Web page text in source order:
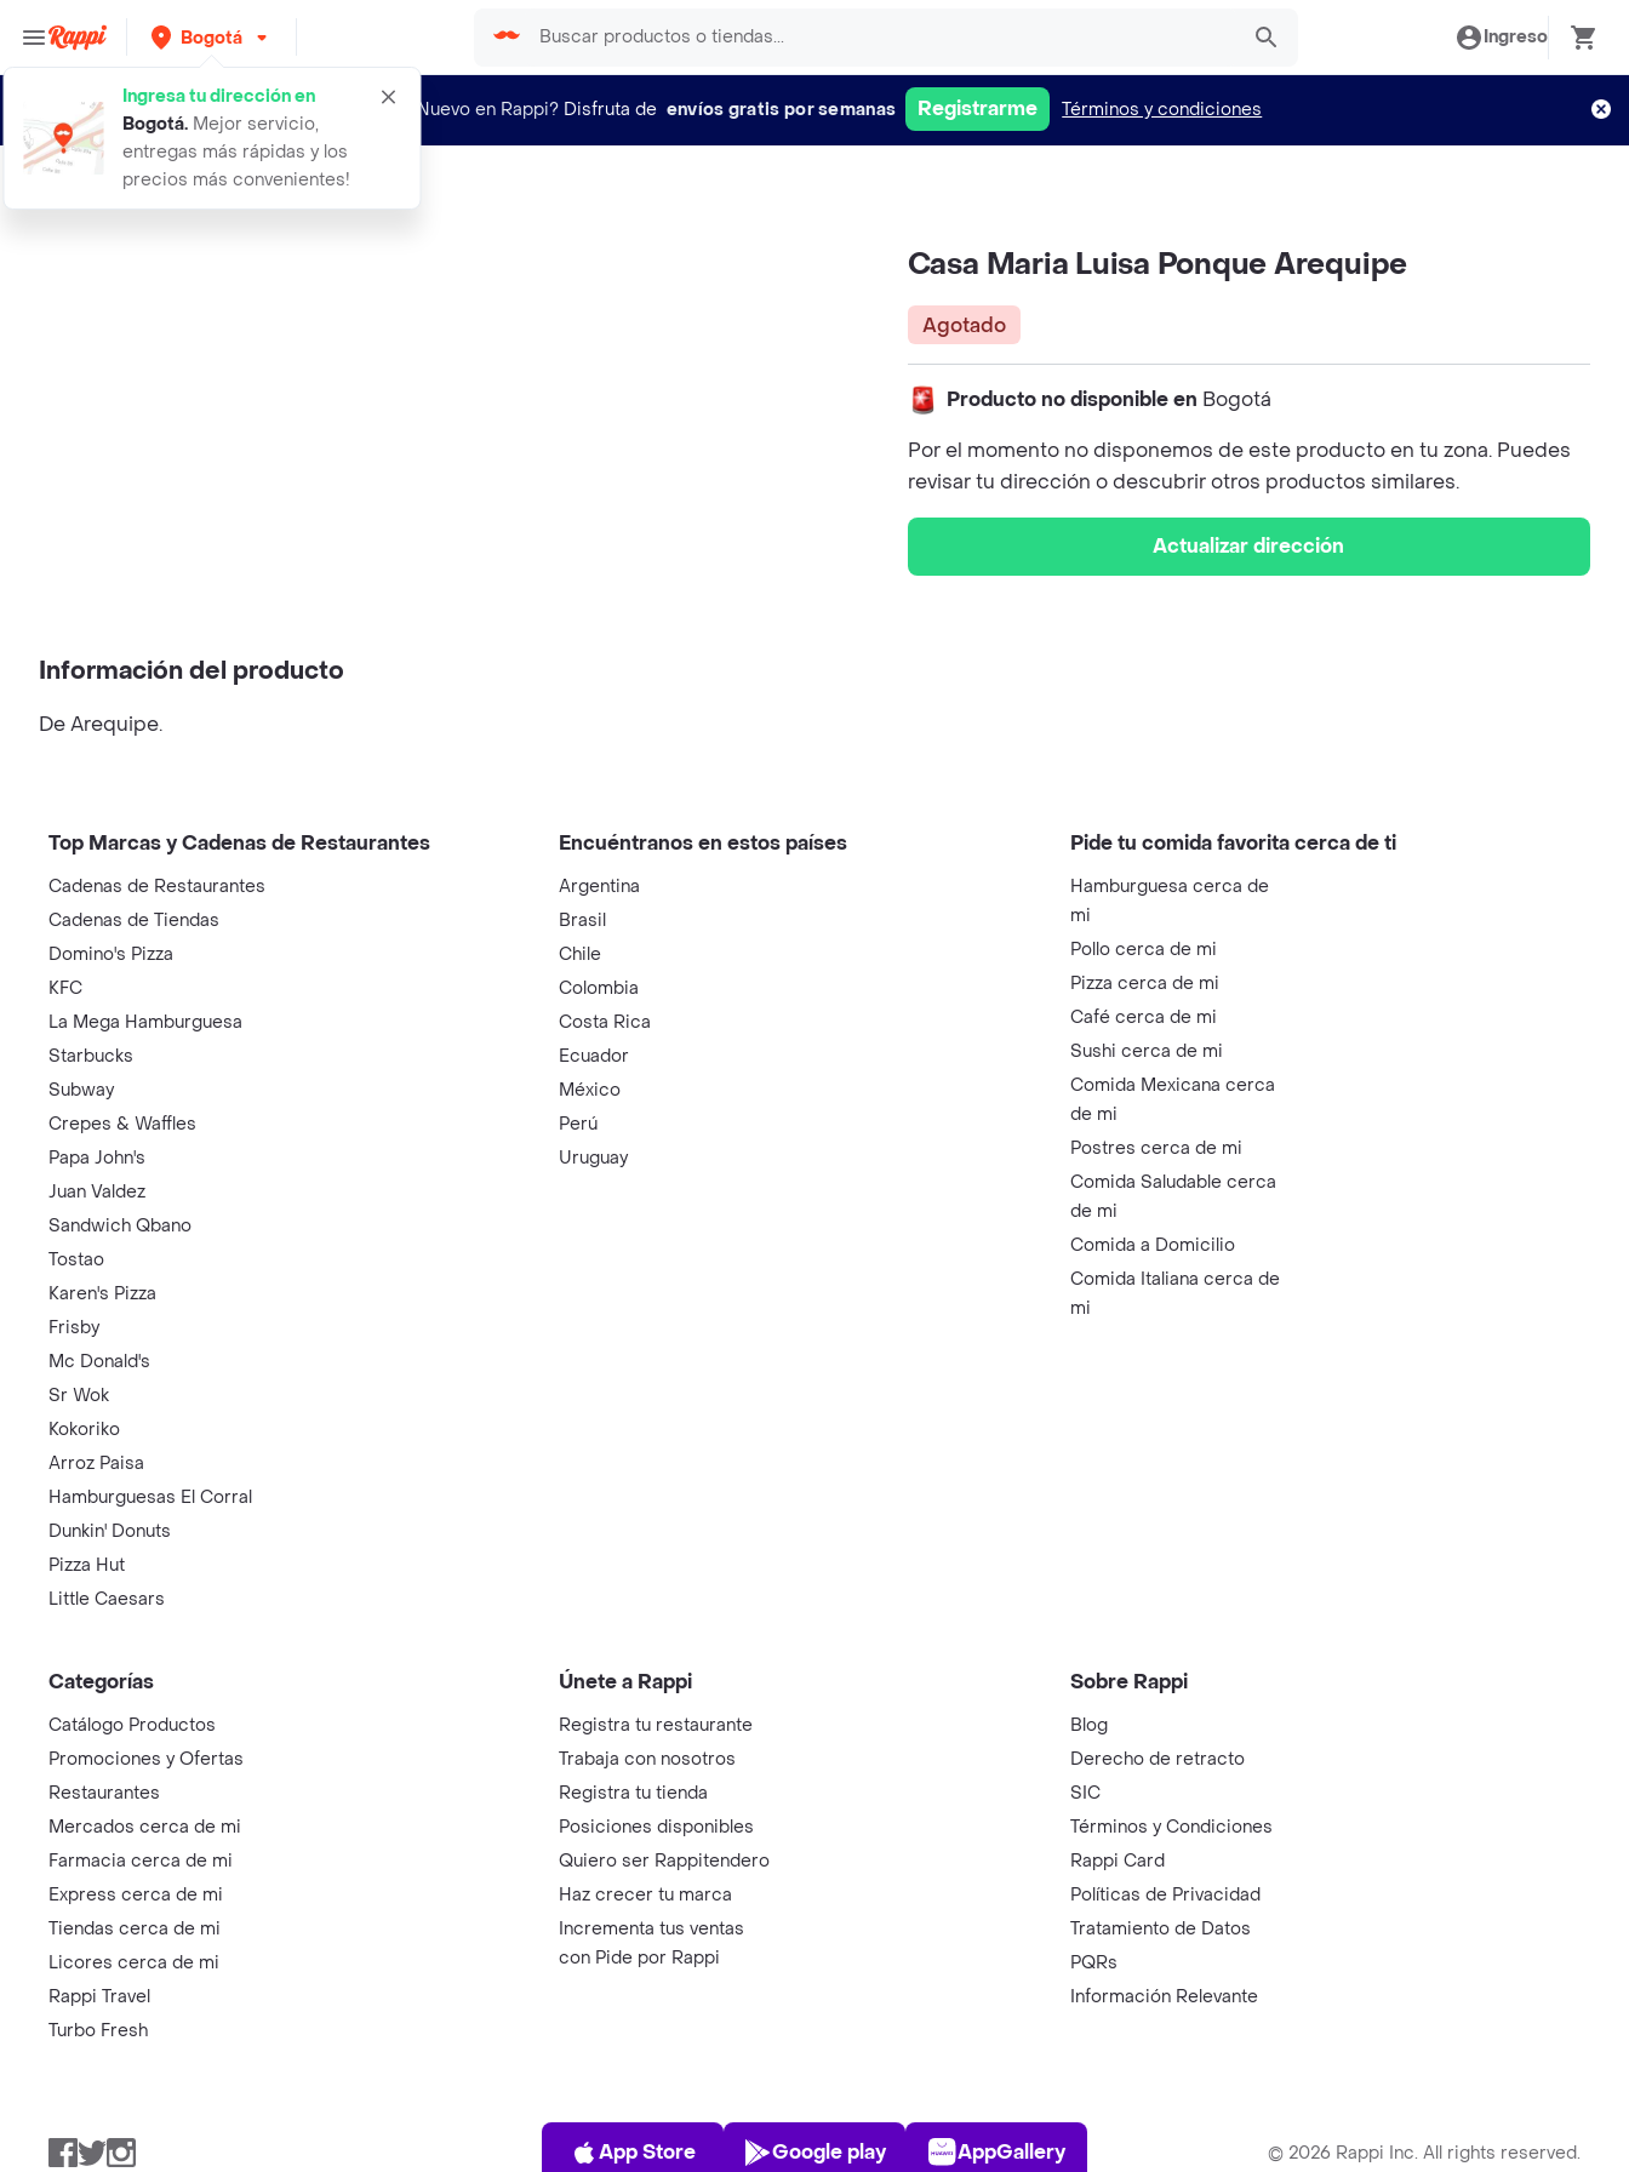
Bogotá
Ingresa tu dirección en
Bogotá. Mejor servicio,
entregas más rápidas y los
precios más convenientes!
Ingreso
¿Nuevo en Rappi? Disfruta de envíos gratis por semanas Registrarme Términos y condiciones
casa maria luisa ponque arequipe
Casa Maria Luisa Ponque Arequipe
Agotado
Producto no disponible en Bogotá
Por el momento no disponemos de este producto en tu zona. Puedes
revisar tu dirección o descubrir otros productos similares.
Actualizar dirección
Información del producto
De Arequipe.
Top Marcas y Cadenas de Restaurantes
Cadenas de Restaurantes
Cadenas de Tiendas
Domino's Pizza
KFC
La Mega Hamburguesa
Starbucks
Subway
Crepes & Waffles
Papa John's
Juan Valdez
Sandwich Qbano
Tostao
Karen's Pizza
Frisby
Mc Donald's
Sr Wok
Kokoriko
Arroz Paisa
Hamburguesas El Corral
Dunkin' Donuts
Pizza Hut
Little Caesars
Encuéntranos en estos países
Argentina
Brasil
Chile
Colombia
Costa Rica
Ecuador
México
Perú
Uruguay
Pide tu comida favorita cerca de ti
Hamburguesa cerca de
mi
Pollo cerca de mi
Pizza cerca de mi
Café cerca de mi
Sushi cerca de mi
Comida Mexicana cerca
de mi
Postres cerca de mi
Comida Saludable cerca
de mi
Comida a Domicilio
Comida Italiana cerca de
mi
Categorías
Catálogo Productos
Promociones y Ofertas
Restaurantes
Mercados cerca de mi
Farmacia cerca de mi
Express cerca de mi
Tiendas cerca de mi
Licores cerca de mi
Rappi Travel
Turbo Fresh
Únete a Rappi
Registra tu restaurante
Trabaja con nosotros
Registra tu tienda
Posiciones disponibles
Quiero ser Rappitendero
Haz crecer tu marca
Incrementa tus ventas
con Pide por Rappi
Sobre Rappi
Blog
Derecho de retracto
SIC
Términos y Condiciones
Rappi Card
Políticas de Privacidad
Tratamiento de Datos
PQRs
Información Relevante
Facebook
TwitterInstagram
App Store
App Store
Play Store
Google play
AppGallery
AppGallery © 2026 Rappi Inc. All rights reserved.